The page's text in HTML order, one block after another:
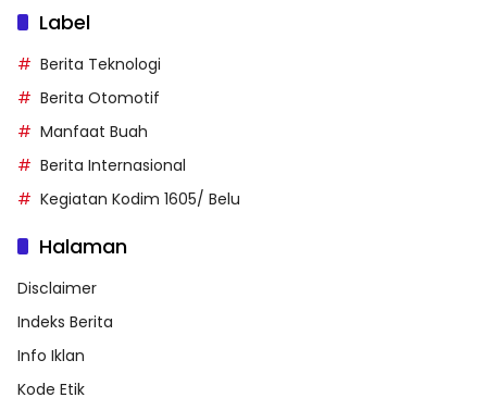
Label
Berita Teknologi
Berita Otomotif
Manfaat Buah
Berita Internasional
Kegiatan Kodim 1605/ Belu
Halaman
Disclaimer
Indeks Berita
Info Iklan
Kode Etik